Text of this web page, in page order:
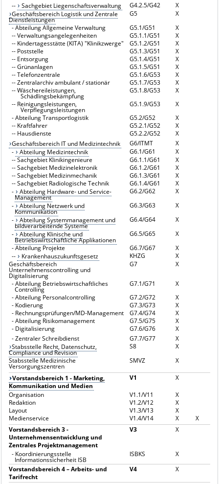
--
Sachgebiet Liegenschaftsverwaltung G4.2.5/G42
X
Geschäftsbereich Logistik und Zentrale
Dienstleistungen
G5
X
-Abteilung Allgemeine Verwaltung G5.1/G51
X
--Verwaltungsangelegenheiten G5.1.1/G51
X
-- Kindertagesstätte (KITA) "Klinikzwerge" G5.1.2/G51
X
-- Poststelle G5.1.3/G51
X
-- Entsorgung G5.1.4/G51
X
--Grünanlagen G5.1.5/G51
X
--Telefonzentrale G5.1.6/G53
X
--Zentralarchiv ambulant / stationär G5.1.7/G53
X
--Wäschereileistungen,
Schädlingsbekämpfung
G5.1.8/G53
X
-- Reinigungsleistungen,
Verpflegungsleistungen
G5.1.9/G53
X
-Abteilung Transportlogistik G5.2/G52
X
-- Kraftfahrer G5.2.1/G52
X
-- Hausdienste G5.2.2/G52
X
Geschäftsbereich IT und Medizintechnik
G6/ITMT
X
-
Abteilung Medizintechnik G6.1/G61
X
--Sachgebiet Klinikingenieure G6.1.1/G61
X
--Sachgebiet Medizinelektronik G6.1.2/G61
X
--Sachgebiet Medizinmechanik G6.1.3/G61
X
--Sachgebiet Radiologische Technik G6.1.4/G61
X
-
Abteilung Hardware- und Service-
Management
G6.2/G62
X
-
Abteilung Netzwerk und
Kommunikation
G6.3/G63
X
-
Abteilung Systemmanagement und
bildverarbeitende Systeme
G6.4/G64
X
-
Abteilung Klinische und
Betriebswirtschaftliche Applikationen
G6.5/G65
X
-Abteilung Projekte G6.7/G67
X
--
Krankenhauszukunftsgesetz KHZG
X
Geschäftsbereich
Unternehmenscontrolling und
Digitalisierung
G7 X
-Abteilung Betriebswirtschaftliches
Controlling
G7.1/G71
X
-Abteilung Personalcontrolling G7.2/G72
X
- Kodierung G7.3/G73
X
- Rechnungsprüfungen/MD-Management G7.4/G74
X
-Abteilung Risikomanagement G7.5/G75
X
- Digitalisierung G7.6/G76
X
-Zentraler Schreibdienst G7.7/G77
X
Stabsstelle Recht, Datenschutz,
Compliance und Revision
S8
X
Stabsstelle Medizinische
Versorgungszentren
SMVZ X
Vorstandsbereich 1 - Marketing,
Kommunikation und Medien
V1 X
Organisation V1.1/V11
X
Redaktion
V1.2/V12
X
Layout
V1.3/V13
X
Medienservice
V1.4/V14 X
X
Vorstandsbereich 3 -
Unternehmensentwicklung und
Zentrales Projektmanagement
V3 X
- Koordinierungsstelle
Informationssicherheit ISB
ISBKS
X
Vorstandsbereich 4 – Arbeits- und
Tarifrecht
V4 X